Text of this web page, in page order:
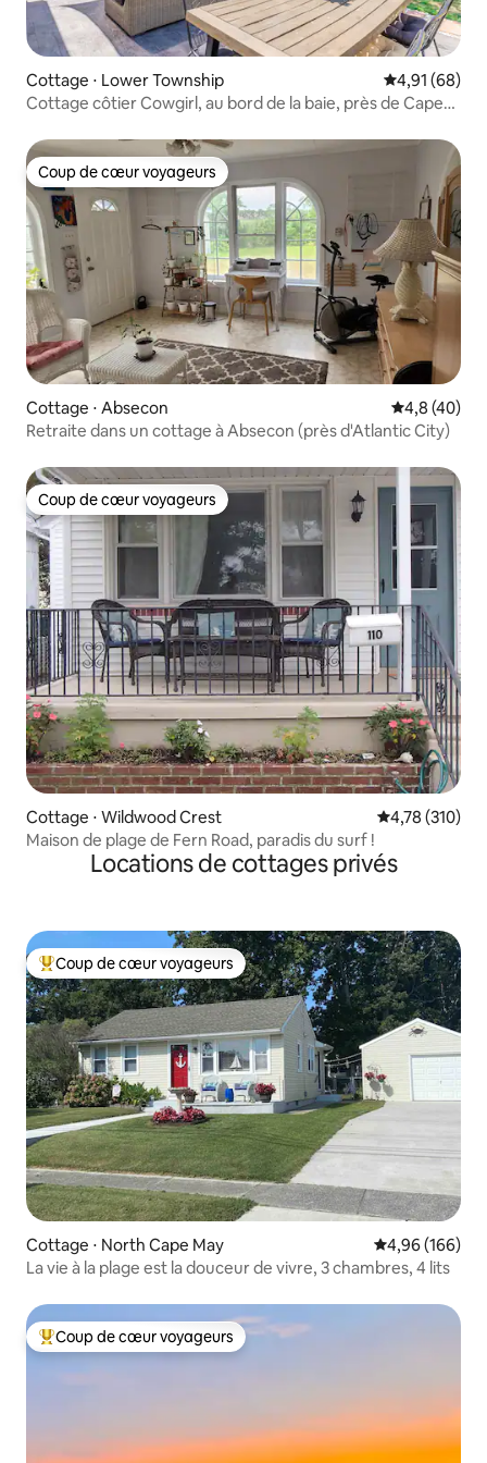
Cottage ⋅ Lower Township Évaluation
4,91 (68)
Cottage côtier Cowgirl, au bord de la baie, près de Cape
Coup de cœur voyageurs
Coup de cœur voyageurs
Cottage ⋅ Absecon Évaluation
4,8 (40)
Retraite dans un cottage à Absecon (près d'Atlantic City)
Coup de cœur voyageurs
Coup de cœur voyageurs
Cottage ⋅ Wildwood Crest Évaluation
4,78 (310)
Maison de plage de Fern Road, paradis du surf !
Locations de cottages privés
Coups de cœur voyageurs les plus appréciés
Coup de cœur voyageurs
Cottage ⋅ North Cape May Évaluation
4,96 (166)
La vie à la plage est la douceur de vivre, 3 chambres, 4 lits
Coups de cœur voyageurs les plus appréciés
Coup de cœur voyageurs